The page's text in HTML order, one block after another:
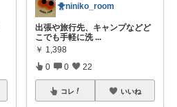
🐥niniko_room
出張や旅行先、キャンプなどど
こでも手軽に洗 ...
￥ 1,398
0 0 22
コレ いいね